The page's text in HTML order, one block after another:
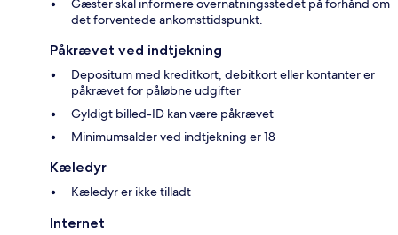
Gæster skal informere overnatningsstedet på forhånd om
det forventede ankomsttidspunkt.
Påkrævet ved indtjekning
Depositum med kreditkort, debitkort eller kontanter er
påkrævet for påløbne udgifter
Gyldigt billed-ID kan være påkrævet
Minimumsalder ved indtjekning er 18
Kæledyr
Kæledyr er ikke tilladt
Internet